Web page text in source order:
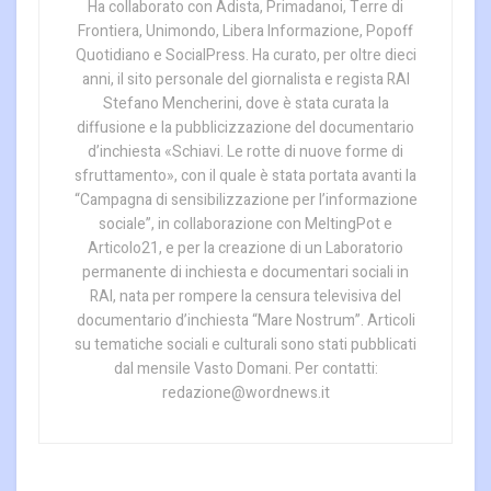
Ha collaborato con Adista, Primadanoi, Terre di
Frontiera, Unimondo, Libera Informazione, Popoff
Quotidiano e SocialPress. Ha curato, per oltre dieci
anni, il sito personale del giornalista e regista RAI
Stefano Mencherini, dove è stata curata la
diffusione e la pubblicizzazione del documentario
d’inchiesta «Schiavi. Le rotte di nuove forme di
sfruttamento», con il quale è stata portata avanti la
“Campagna di sensibilizzazione per l’informazione
sociale”, in collaborazione con MeltingPot e
Articolo21, e per la creazione di un Laboratorio
permanente di inchiesta e documentari sociali in
RAI, nata per rompere la censura televisiva del
documentario d’inchiesta “Mare Nostrum”. Articoli
su tematiche sociali e culturali sono stati pubblicati
dal mensile Vasto Domani. Per contatti:
redazione@wordnews.it